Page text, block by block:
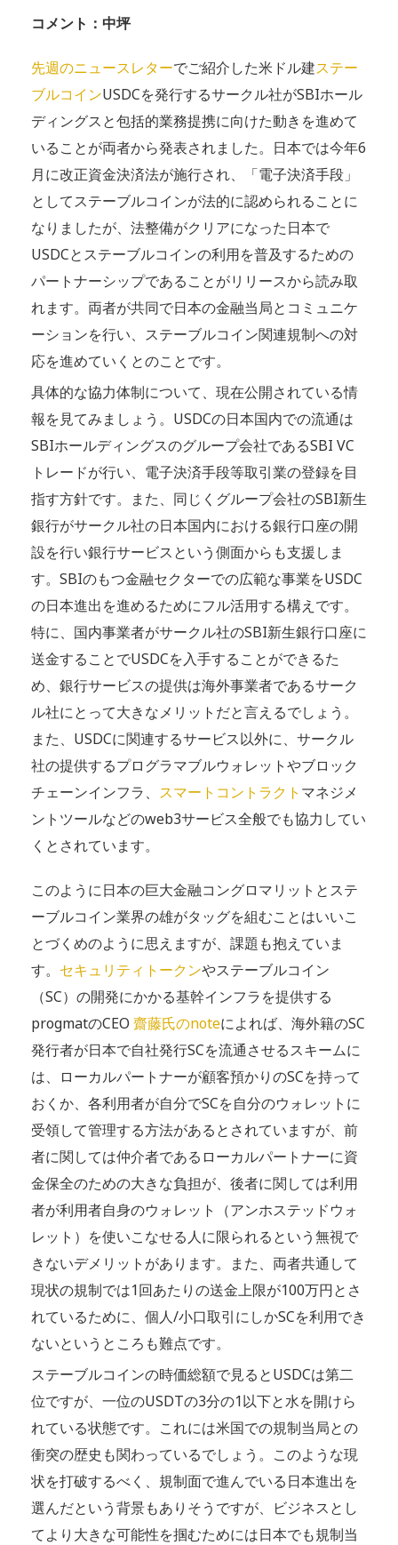
コメント：中坪
先週のニュースレターでご紹介した米ドル建ステー
ブルコインUSDCを発行するサークル社がSBIホール
ディングスと包括的業務提携に向けた動きを進めて
いることが両者から発表されました。日本では今年6
月に改正資金決済法が施行され、「電子決済手段」
としてステーブルコインが法的に認められることに
なりましたが、法整備がクリアになった日本で
USDCとステーブルコインの利用を普及するための
パートナーシップであることがリリースから読み取
れます。両者が共同で日本の金融当局とコミュニケ
ーションを行い、ステーブルコイン関連規制への対
応を進めていくとのことです。
具体的な協力体制について、現在公開されている情
報を見てみましょう。USDCの日本国内での流通は
SBIホールディングスのグループ会社であるSBI VC
トレードが行い、電子決済手段等取引業の登録を目
指す方針です。また、同じくグループ会社のSBI新生
銀行がサークル社の日本国内における銀行口座の開
設を行い銀行サービスという側面からも支援しま
す。SBIのもつ金融セクターでの広範な事業をUSDC
の日本進出を進めるためにフル活用する構えです。
特に、国内事業者がサークル社のSBI新生銀行口座に
送金することでUSDCを入手することができるた
め、銀行サービスの提供は海外事業者であるサーク
ル社にとって大きなメリットだと言えるでしょう。
また、USDCに関連するサービス以外に、サークル
社の提供するプログラマブルウォレットやブロック
チェーンインフラ、 スマートコントラクト マネジメ
ントツールなどのweb3サービス全般でも協力してい
くとされています。
このように日本の巨大金融コングロマリットとステ
ーブルコイン業界の雄がタッグを組むことはいいこ
とづくめのように思えますが、課題も抱えていま
す。 セキュリティトークンやステーブルコイン
（SC）の開発にかかる基幹インフラを提供する
progmatのCEO 齋藤氏のnoteによれば、海外籍のSC
発行者が日本で自社発行SCを流通させるスキームに
は、ローカルパートナーが顧客預かりのSCを持って
おくか、各利用者が自分でSCを自分のウォレットに
受領して管理する方法があるとされていますが、前
者に関しては仲介者であるローカルパートナーに資
金保全のための大きな負担が、後者に関しては利用
者が利用者自身のウォレット（アンホステッドウォ
レット）を使いこなせる人に限られるという無視で
きないデメリットがあります。また、両者共通して
現状の規制では1回あたりの送金上限が100万円とさ
れているために、個人/小口取引にしかSCを利用でき
ないというところも難点です。
ステーブルコインの時価総額で見るとUSDCは第二
位ですが、一位のUSDTの3分の1以下と水を開けら
れている状態です。これには米国での規制当局との
衝突の歴史も関わっているでしょう。このような現
状を打破するべく、規制面で進んでいる日本進出を
選んだという背景もありそうですが、ビジネスとし
てより大きな可能性を掴むためには日本でも規制当